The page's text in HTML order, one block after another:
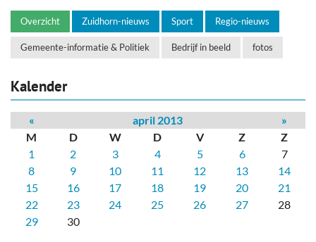
Overzicht Zuidhorn-nieuws Sport Regio-nieuws
Gemeente-informatie & Politiek Bedrijf in beeld fotos
Kalender
« april 2013
»
M
D W D V Z
Z
1
2 3 4 5 6
7
8
9 10 11 12 13
14
15
16 17 18 19 20
21
22
23 24 25 26 27
28
29
30